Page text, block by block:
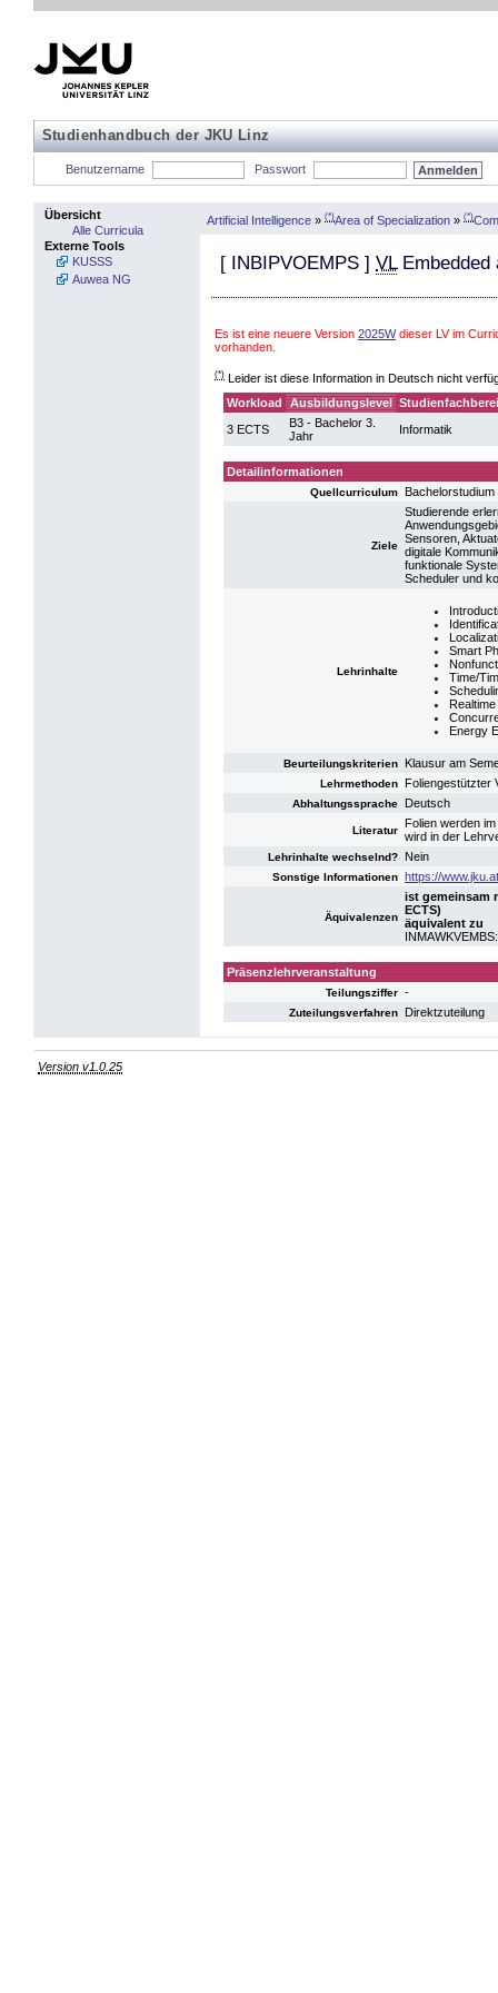
Studienhandbuch der JKU Linz
Benutzername Passwort
Übersicht
Alle Curricula
Externe Tools
KUSSS
Auwea NG
Artificial Intelligence » (*)Area of Specialization » (*)
[ INBIPVOEMPS ] VLEmbedded
Es ist eine neuere Version 2025Wdieser LV im
vorhanden.
(*) Leider ist diese Information in Deutsch nicht
Workload
Ausbildungslevel
3 ECTS
B3 - Bachelor 3.
Jahr
Informatik
Detailinformationen
Quellcurriculum
Ziele
Studierende
Sensoren,
digitale
funktionale
Scheduler und
Lehrinhalte
Smart
Time/
Realtime
Energy
Beurteilungskriterien Klausur am
Lehrmethoden Foliengestützter
Abhaltungssprache Deutsch
Literatur
Folien werden
wird in der
Lehrinhalte wechselnd? Nein
Sonstige Informationen https://
Äquivalenzen
ist gemeinsam
ECTS)
äquivalent zu
Präsenzlehrveranstaltung
Teilungsziffer -
Zuteilungsverfahren Direktzuteilung
Version v1.0.25